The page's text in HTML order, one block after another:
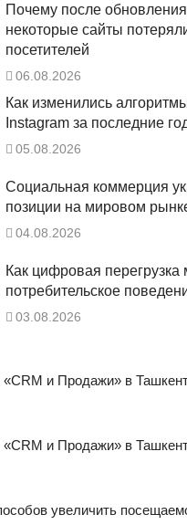
Почему после
некоторые сайты
посетителей
06.08.2026
Как изменились
Instagram за последние
05.08.2026
Социальная коммерция
позиции на мировом
04.08.2026
Как цифровая перегрузка
потребительское
03.08.2026
и Продажи» в
и Продажи» в
увеличить